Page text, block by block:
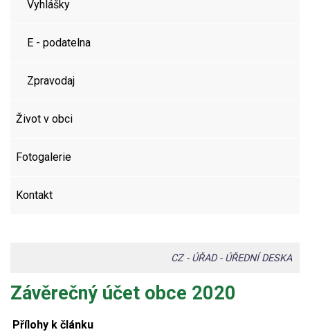
Vyhlášky
E - podatelna
Zpravodaj
Život v obci
Fotogalerie
Kontakt
CZ- ÚŘAD- ÚŘEDNÍ DESKA
Závěrečný účet obce 2020
Přílohy k článku